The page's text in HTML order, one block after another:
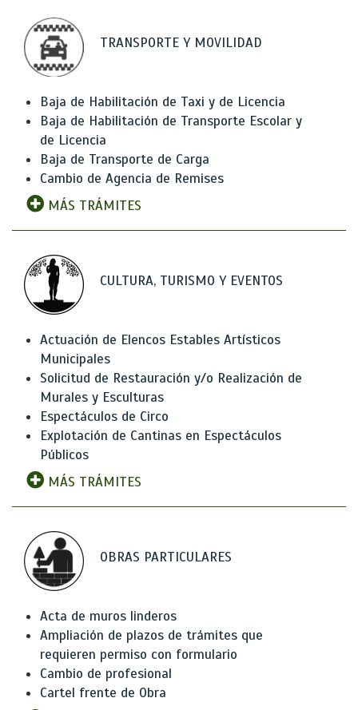
TRANSPORTE Y MOVILIDAD
Baja de Habilitación de Taxi y de Licencia
Baja de Habilitación de Transporte Escolar y
de Licencia
Baja de Transporte de Carga
Cambio de Agencia de Remises
MÁS TRÁMITES
CULTURA, TURISMO Y EVENTOS
Actuación de Elencos Estables Artísticos
Municipales
Solicitud de Restauración y/o Realización de
Murales y Esculturas
Espectáculos de Circo
Explotación de Cantinas en Espectáculos
Públicos
MÁS TRÁMITES
OBRAS PARTICULARES
Acta de muros linderos
Ampliación de plazos de trámites que
requieren permiso con formulario
Cambio de profesional
Cartel frente de Obra